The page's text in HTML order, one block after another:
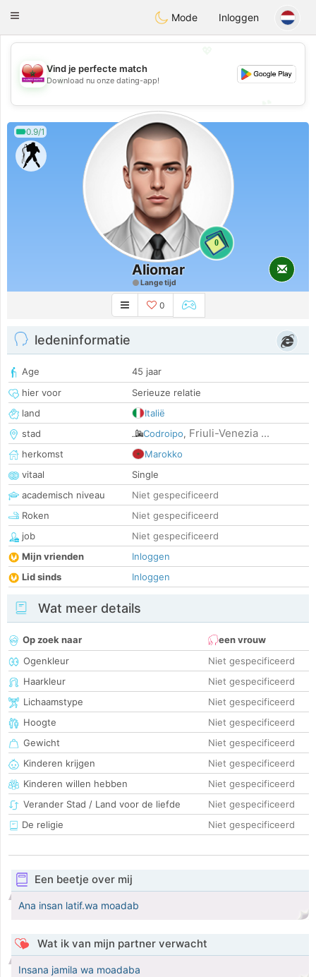
Maroc Dating
Toggle
Mode Inloggen
💖
💕
Vind je perfecte match
Download nu onze dating-app!
0.9/1
0
Aliomar
Lange tijd
0
ledeninformatie
Age
45 jaar
hier voor
Serieuze relatie
land
Italië
stad
Codroipo, Friuli-Venezia ...
herkomst
Marokko
vitaal
Single
academisch niveau
Niet gespecificeerd
Roken
Niet gespecificeerd
job
Niet gespecificeerd
Mijn vrienden
Inloggen
Lid sinds
Inloggen
Wat meer details
Op zoek naar
een vrouw
Ogenkleur
Niet gespecificeerd
Haarkleur
Niet gespecificeerd
Lichaamstype
Niet gespecificeerd
Hoogte
Niet gespecificeerd
Gewicht
Niet gespecificeerd
Kinderen krijgen
Niet gespecificeerd
Kinderen willen hebben
Niet gespecificeerd
Verander Stad / Land voor de liefde
Niet gespecificeerd
De religie
Niet gespecificeerd
Een beetje over mij
Ana insan latif.wa moadab
Wat ik van mijn partner verwacht
Insana jamila wa moadaba